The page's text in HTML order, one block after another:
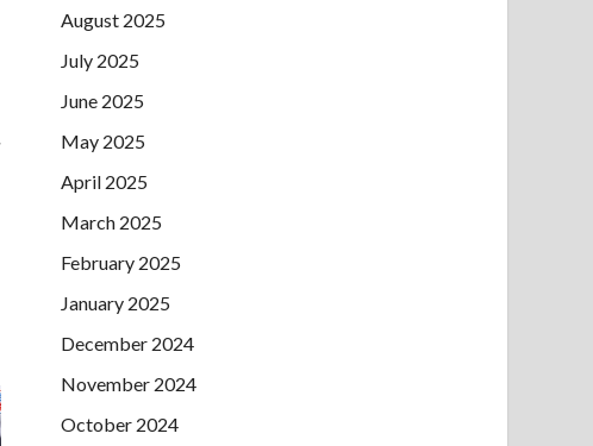
August 2025
July 2025
June 2025
May 2025
April 2025
March 2025
February 2025
January 2025
December 2024
November 2024
October 2024